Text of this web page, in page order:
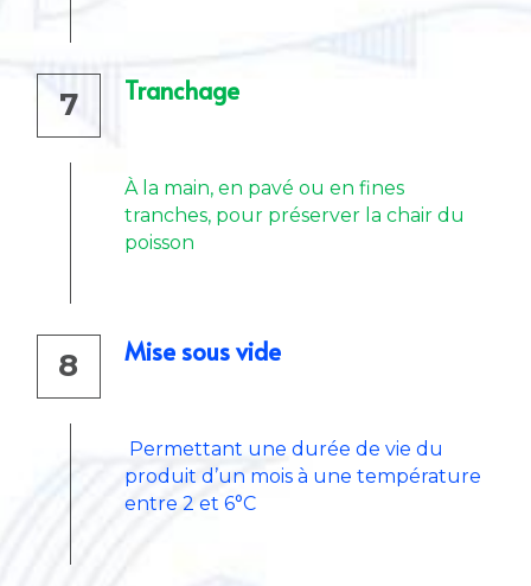
7 Tranchage
À la main, en pavé ou en fines
tranches, pour préserver la chair du
poisson
8 Mise sous vide
Permettant une durée de vie du
produit d’un mois à une température
entre 2 et 6°C